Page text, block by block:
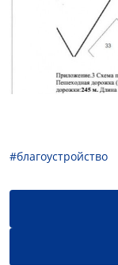
#благоустройство